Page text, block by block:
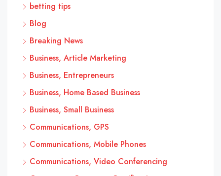
betting tips
Blog
Breaking News
Business, Article Marketing
Business, Entrepreneurs
Business, Home Based Business
Business, Small Business
Communications, GPS
Communications, Mobile Phones
Communications, Video Conferencing